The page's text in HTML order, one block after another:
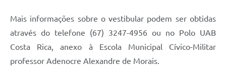
Mais informações sobre o vestibular podem ser obtidas
através do telefone (67) 3247-4956 ou no Polo UAB
Costa Rica, anexo à Escola Municipal Cívico-Militar
professor Adenocre Alexandre de Morais.